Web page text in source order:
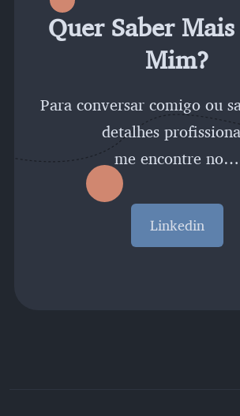
Quer Saber
Mim?
Para conversar comigo ou
detalhes
me encontre no…
Linkedin